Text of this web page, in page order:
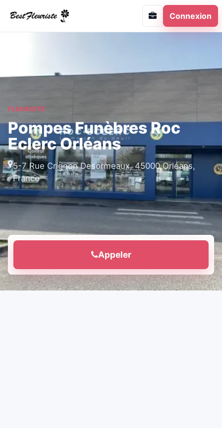
Connexion
FLEURISTE
Pompes Funèbres Roc
Eclerc Orléans
5-7 Rue Crignon Desormeaux, 45000 Orléans,
France
Appeler